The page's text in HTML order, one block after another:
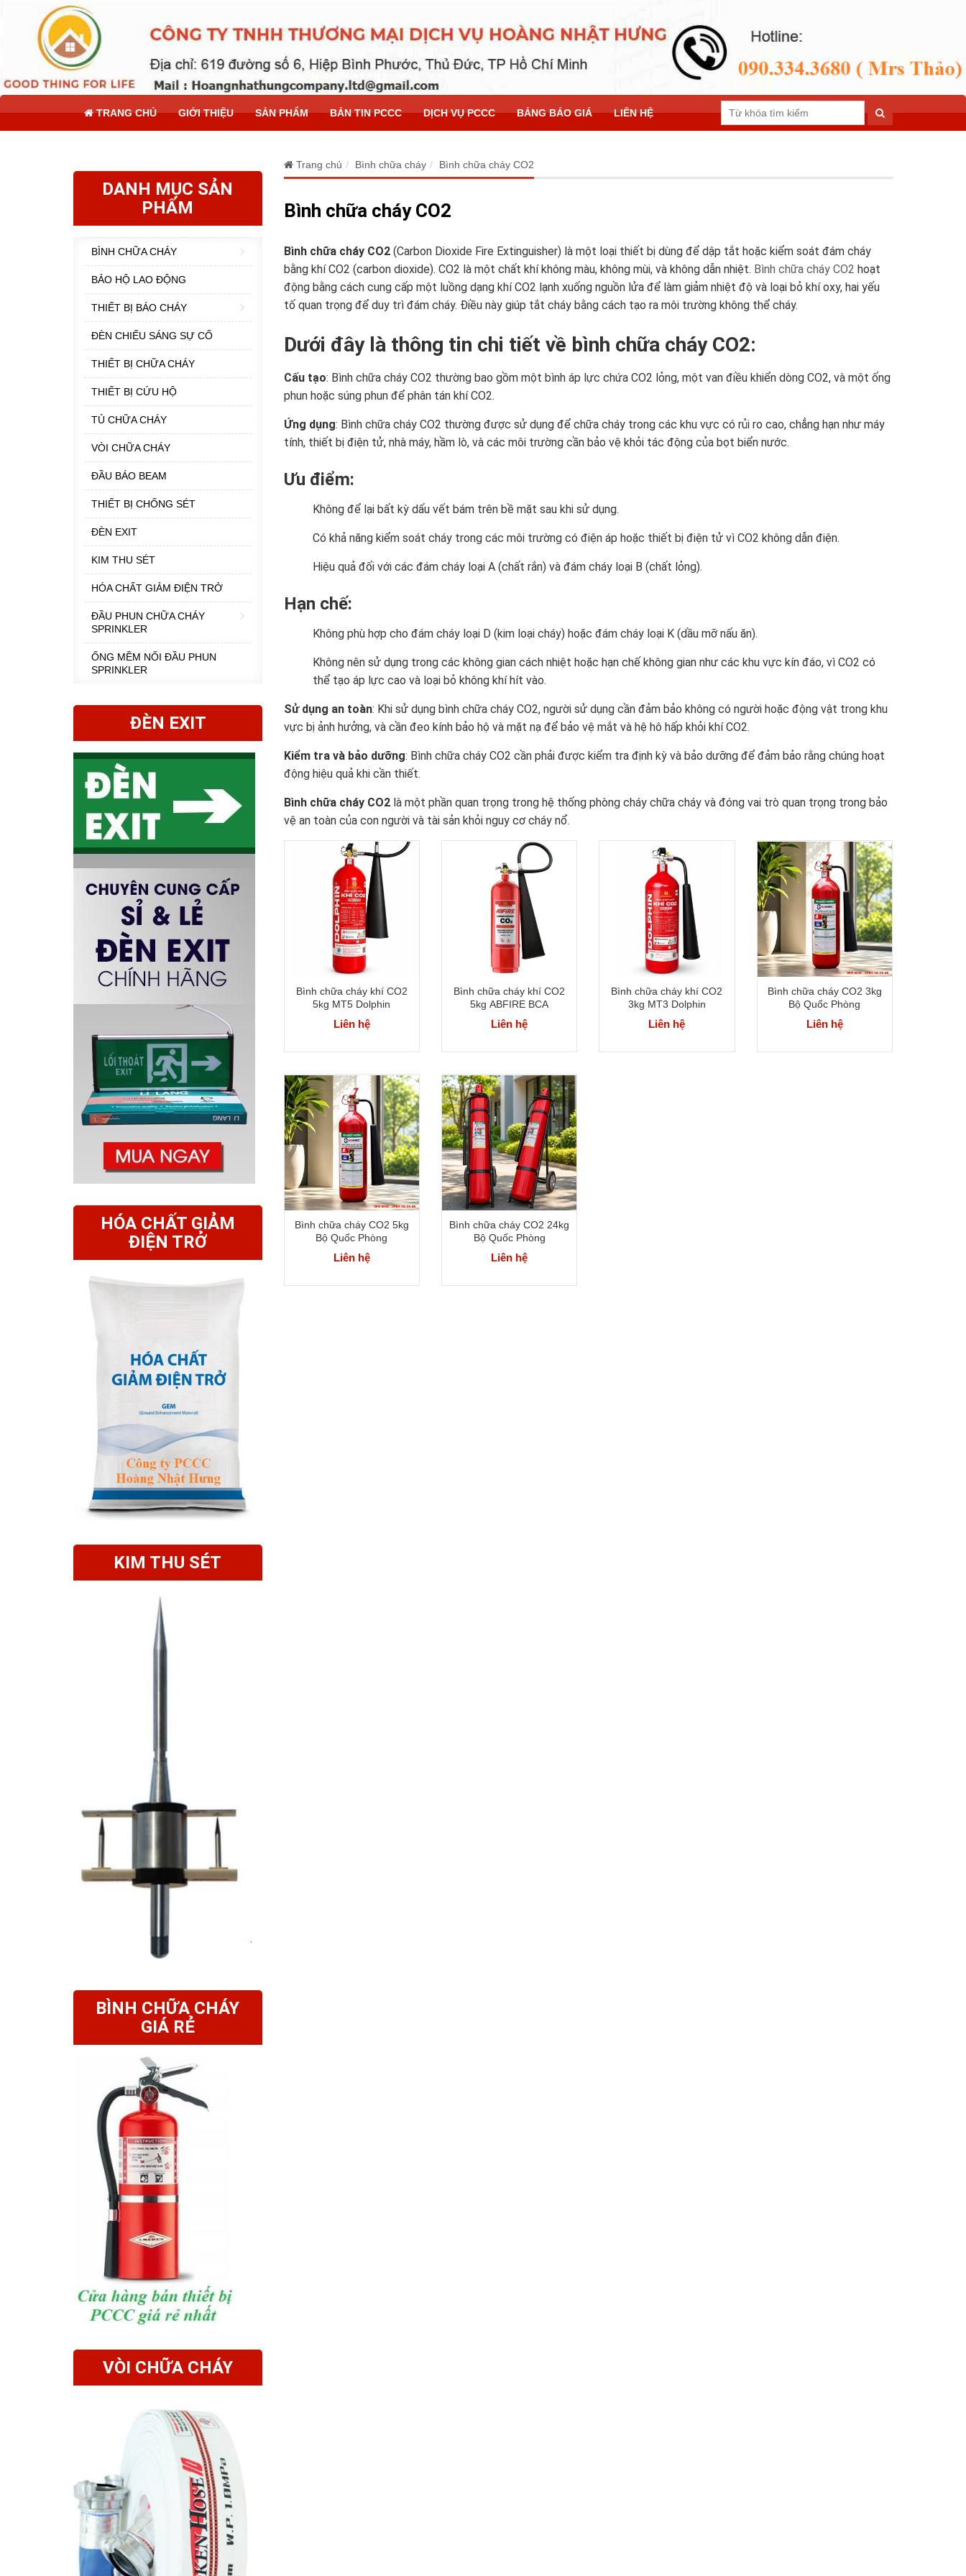
TRANG CHỦ GIỚI THIỆU SẢN PHẨM BẢN TIN PCCC DỊCH VỤ PCCC BẢNG BÁO GIÁ LIÊN HỆ
Trang chủ Bình chữa cháy Bình chữa cháy CO2
Bình chữa cháy CO2
Bình chữa cháy CO2(Carbon Dioxide Fire Extinguisher) là một loại thiết bị dùng để dập tắt hoặc kiểm soát đám cháy
bằng khí CO2 (carbon dioxide). CO2 là một chất khí không màu, không mùi, và không dẫn nhiệt. Bình chữa cháy CO2 hoạt
động bằng cách cung cấp một luồng dạng khí CO2 lạnh xuống nguồn lửa để làm giảm nhiệt độ và loại bỏ khí oxy, hai yếu
tố quan trọng để duy trì đám cháy. Điều này giúp tắt cháy bằng cách tạo ra môi trường không thể cháy.
Dưới đây là thông tin chi tiết về bình chữa cháy CO2:
Cấu tạo: Bình chữa cháy CO2 thường bao gồm một bình áp lực chứa CO2 lỏng, một van điều khiển dòng CO2, và một ống
phun hoặc súng phun để phân tán khí CO2.
Ứng dụng: Bình chữa cháy CO2 thường được sử dụng để chữa cháy trong các khu vực có rủi ro cao, chẳng hạn như máy
tính, thiết bị điện tử, nhà máy, hầm lò, và các môi trường cần bảo vệ khỏi tác động của bọt biển nước.
Ưu điểm:
Không để lại bất kỳ dấu vết bám trên bề mặt sau khi sử dụng.
Có khả năng kiểm soát cháy trong các môi trường có điện áp hoặc thiết bị điện tử vì CO2 không dẫn điện.
Hiệu quả đối với các đám cháy loại A (chất rắn) và đám cháy loại B (chất lỏng).
Hạn chế:
Không phù hợp cho đám cháy loại D (kim loại cháy) hoặc đám cháy loại K (dầu mỡ nấu ăn).
Không nên sử dụng trong các không gian cách nhiệt hoặc hạn chế không gian như các khu vực kín đáo, vì CO2 có
thể tạo áp lực cao và loại bỏ không khí hít vào.
Sử dụng an toàn: Khi sử dụng bình chữa cháy CO2, người sử dụng cần đảm bảo không có người hoặc động vật trong khu
vực bị ảnh hưởng, và cần đeo kính bảo hộ và mặt nạ để bảo vệ mắt và hệ hô hấp khỏi khí CO2.
Kiểm tra và bảo dưỡng: Bình chữa cháy CO2 cần phải được kiểm tra định kỳ và bảo dưỡng để đảm bảo rằng chúng hoạt
động hiệu quả khi cần thiết.
Bình chữa cháy CO2là một phần quan trọng trong hệ thống phòng cháy chữa cháy và đóng vai trò quan trọng trong bảo
vệ an toàn của con người và tài sản khỏi nguy cơ cháy nổ.
Bình chữa cháy khí CO2
5kg MT5 Dolphin
Liên hệ
Bình chữa cháy khí CO2
5kg ABFIRE BCA
Liên hệ
Bình chữa cháy khí CO2
3kg MT3 Dolphin
Liên hệ
Bình chữa cháy CO2 3kg
Bộ Quốc Phòng
Liên hệ
Bình chữa cháy CO2 5kg
Bộ Quốc Phòng
Liên hệ
Bình chữa cháy CO2 24kg
Bộ Quốc Phòng
Liên hệ
DANH MỤC SẢN
PHẨM
BÌNH CHỮA CHÁY
BẢO HỘ LAO ĐỘNG
THIẾT BỊ BÁO CHÁY
ĐÈN CHIẾU SÁNG SỰ CỐ
THIẾT BỊ CHỮA CHÁY
THIẾT BỊ CỨU HỘ
TỦ CHỮA CHÁY
VÒI CHỮA CHÁY
ĐẦU BÁO BEAM
THIẾT BỊ CHỐNG SÉT
ĐÈN EXIT
KIM THU SÉT
HÓA CHẤT GIẢM ĐIỆN TRỞ
ĐẦU PHUN CHỮA CHÁY
SPRINKLER
ỐNG MỀM NỐI ĐẦU PHUN
SPRINKLER
ĐÈN EXIT
HÓA CHẤT GIẢM
ĐIỆN TRỞ
KIM THU SÉT
BÌNH CHỮA CHÁY
GIÁ RẺ
VÒI CHỮA CHÁY